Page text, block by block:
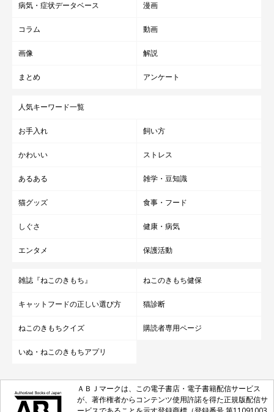
病気・症状データベース 漫画
コラム 動画
画像 解説
まとめ アンケート
人気キーワード一覧
お手入れ 飼い方
かわいい ストレス
あるある 雑学・豆知識
猫グッズ 食事・フード
しぐさ 健康・病気
エンタメ 保護活動
雑誌『ねこのきもち』 ねこのきもち健保
キャットフードの正しい選び方 猫診断
ねこのきもちクイズ 購読者専用ページ
いぬ・ねこのきもちアプリ
ＡＢＪマークは、この電子書店・電子書籍配信サービス
が、著作権者からコンテンツ使用許諾を得た正規版配信サ